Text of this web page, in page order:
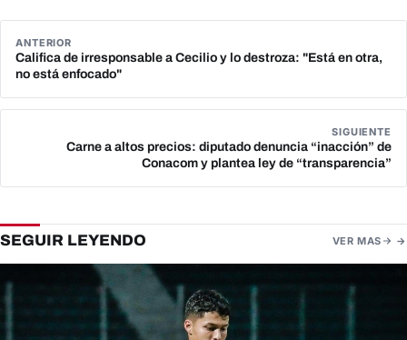
ANTERIOR
Califica de irresponsable a Cecilio y lo destroza: "Está en otra,
no está enfocado"
SIGUIENTE
Carne a altos precios: diputado denuncia “inacción” de
Conacom y plantea ley de “transparencia”
SEGUIR LEYENDO VER MAS